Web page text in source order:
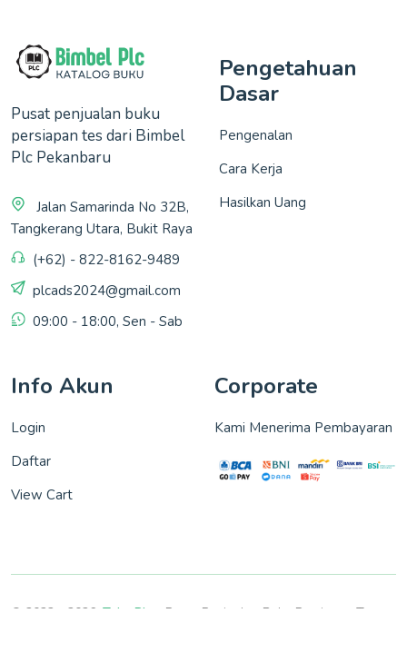
Pusat penjualan buku
persiapan tes dari Bimbel
Plc Pekanbaru
Jalan Samarinda No 32B,
Tangkerang Utara, Bukit Raya
(+62) - 822-8162-9489
plcads2024@gmail.com
09:00 - 18:00, Sen - Sab
Pengetahuan
Dasar
Pengenalan
Cara Kerja
Hasilkan Uang
Info Akun
Login
Daftar
View Cart
Corporate
Kami Menerima Pembayaran
© 2022 - 2026, Toko Plc
- Pusat Penjualan Buku Persiapan Tes.